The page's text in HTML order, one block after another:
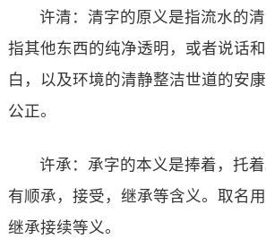
许清：清字的原义是指流水的
指其他东西的纯净透明，或者说话
白，以及环境的清静整洁世道的安
公正。
许承：承字的本义是捧着，托
有顺承，接受，继承等含义。取名
继承接续等义。